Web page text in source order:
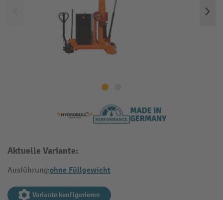
Aktuelle Variante:
Ausführung:ohne Füllgewicht
Variante konfigurieren